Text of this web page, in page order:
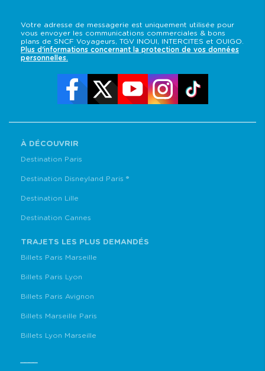
Votre adresse de messagerie est uniquement utilisée pour
vous envoyer les communications commerciales & bons
plans de SNCF Voyageurs, TGV INOUI, INTERCITES et OUIGO.
Plus d'informations concernant la protection de vos données
personnelles.
À DÉCOUVRIR
Destination Paris
Destination Disneyland Paris ®
Destination Lille
Destination Cannes
TRAJETS LES PLUS DEMANDÉS
Billets Paris Marseille
Billets Paris Lyon
Billets Paris Avignon
Billets Marseille Paris
Billets Lyon Marseille